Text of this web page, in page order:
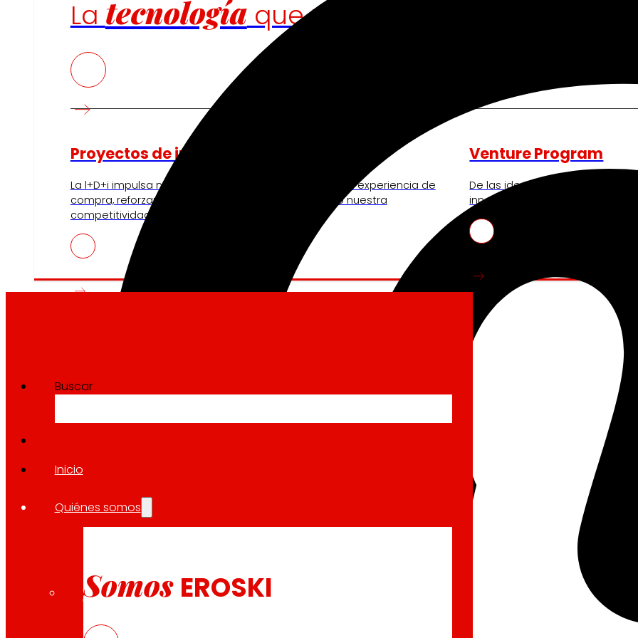
La tecnologíaquenos mueve
Proyectos de innovación
La l+D+i impulsa nuestra transformación, mejorando la experiencia de
compra, reforzando la sostenibilidad y fortaleciendo nuestra
competitividad.
Venture Program
De las ideas a la acción,
innovadores de start-ups que
Buscar
Inicio
Quiénes somos
Somos EROSKI